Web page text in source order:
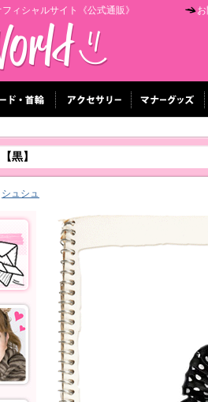
ィシャルサイト《公式通販》
黒】
シュシュ